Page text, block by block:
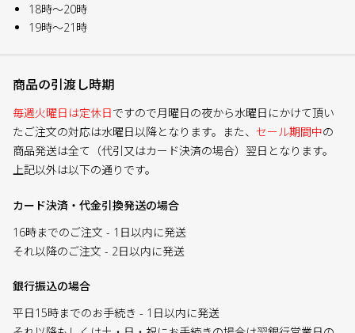
18時～20時
19時～21時
商品の引渡し時期
毎週火曜日は定休日ですので月曜日の夜から水曜日にかけて頂い
たご注文の対応は水曜日以降となります。また、 セール期間中の
商品発送は全て（代引又はカード決済の場合）翌日となります。
上記以外は以下の通りです。
カード決済・代金引換発送の場合
16時までのご注文 - 1日以内に発送
それ以降のご注文 - 2日以内に発送
銀行振込の場合
平日15時までのお手続き - 1日以内に発送